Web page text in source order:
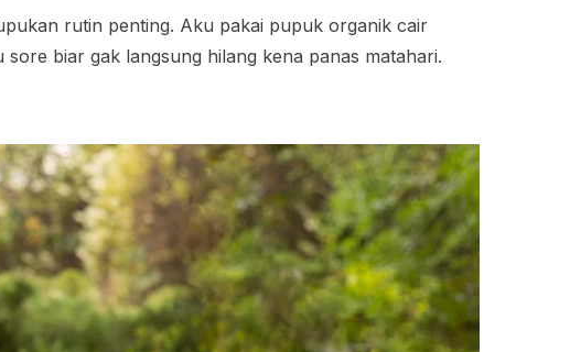
rutin penting. Aku pakai pupuk organik cair
biar gak langsung hilang kena panas matahari.